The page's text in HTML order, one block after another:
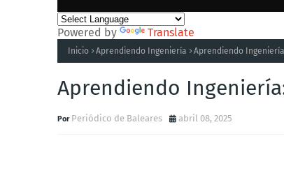
Powered by Translate
Inicio Aprendiendo Ingeniería Aprendiendo
Aprendiendo
Periódico de Baleares abril 08, 2025